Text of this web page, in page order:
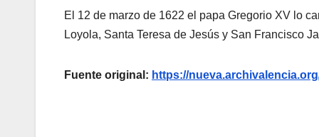
El 12 de marzo de 1622 el papa Gregorio XV lo
Loyola, Santa Teresa de Jesús y San Francisco
Fuente original: https://